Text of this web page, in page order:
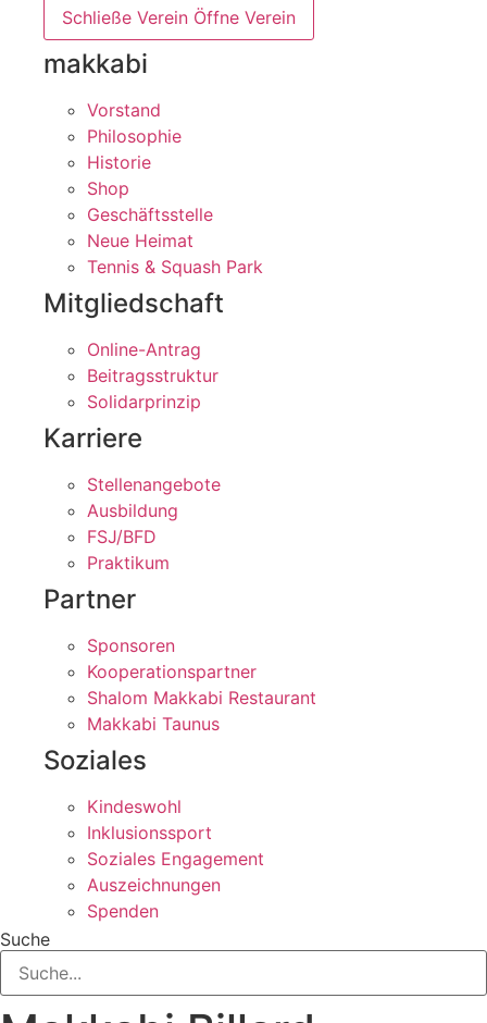
Schließe Verein Öffne Verein
makkabi
Vorstand
Philosophie
Historie
Shop
Geschäftsstelle
Neue Heimat
Tennis & Squash Park
Mitgliedschaft
Online-Antrag
Beitragsstruktur
Solidarprinzip
Karriere
Stellenangebote
Ausbildung
FSJ/BFD
Praktikum
Partner
Sponsoren
Kooperationspartner
Shalom Makkabi Restaurant
Makkabi Taunus
Soziales
Kindeswohl
Inklusionssport
Soziales Engagement
Auszeichnungen
Spenden
Suche